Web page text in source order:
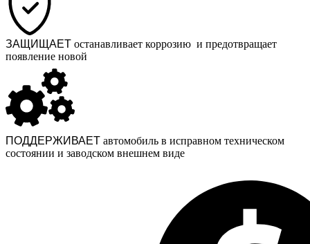
ЗАЩИЩАЕТ останавливает коррозию и предотвращает
появление новой
ПОДДЕРЖИВАЕТ автомобиль в исправном техническом
состоянии и заводском внешнем виде